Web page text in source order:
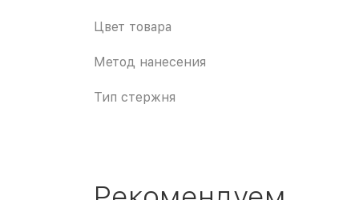
Цвет товара
Метод нанесения
Тип стержня